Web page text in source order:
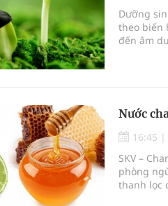
Dưỡng
theo biến
đến âm
Nước
16:45 |
SKV –
phòng
thanh lọc